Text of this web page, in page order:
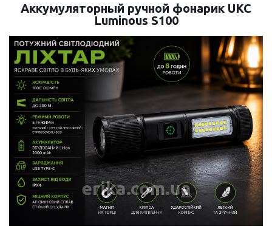
Аккумуляторный ручной фонарик UKC
Luminous S100
erika.com.ua